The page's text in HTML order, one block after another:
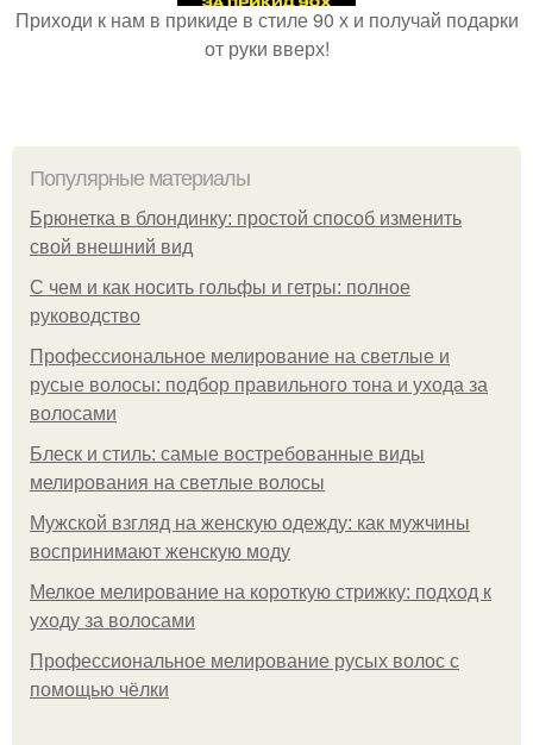
Приходи к нам в прикиде в стиле 90 х и получай подарки
от руки вверх!
Популярные материалы
Брюнетка в блондинку: простой способ изменить
свой внешний вид
С чем и как носить гольфы и гетры: полное
руководство
Профессиональное мелирование на светлые и
русые волосы: подбор правильного тона и ухода за
волосами
Блеск и стиль: самые востребованные виды
мелирования на светлые волосы
Мужской взгляд на женскую одежду: как мужчины
воспринимают женскую моду
Мелкое мелирование на короткую стрижку: подход к
уходу за волосами
Профессиональное мелирование русых волос с
помощью чёлки